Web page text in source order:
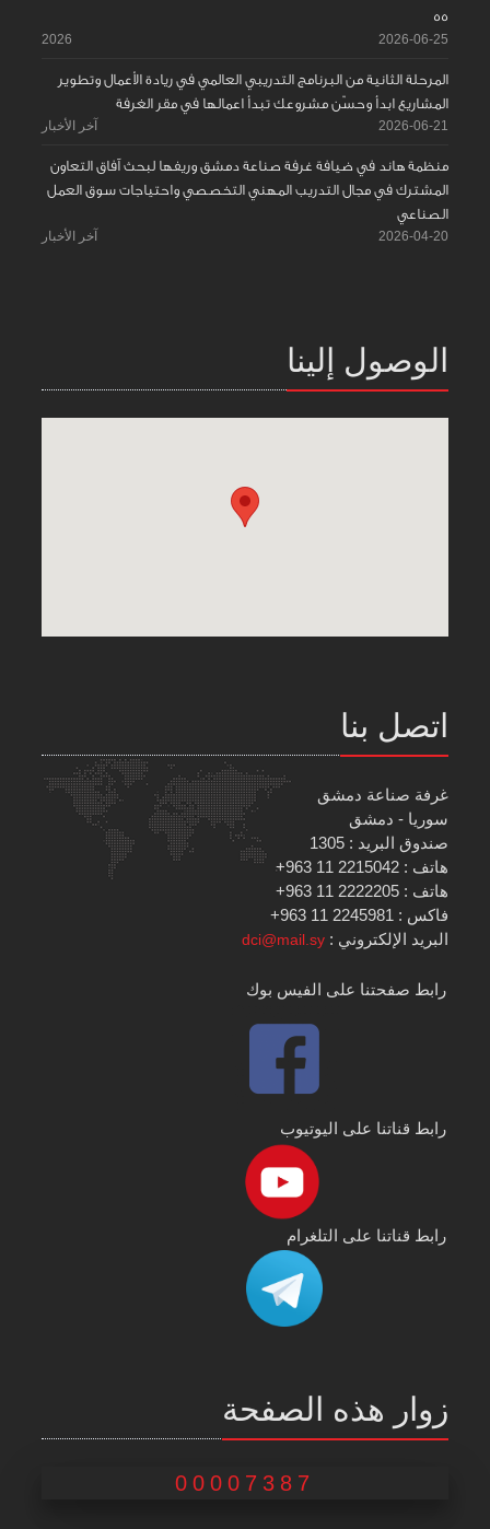
55
2026-06-25
2026
المرحلة الثانية من البرنامج التدريبي العالمي في ريادة الأعمال وتطوير
المشاريع ابدأ وحسّن مشروعك تبدأ اعمالها في مقر الغرفة
2026-06-21 آخر الأخبار
منظمة هاند في ضيافة غرفة صناعة دمشق وريفها لبحث آفاق التعاون
المشترك في مجال التدريب المهني التخصصي واحتياجات سوق العمل
الصناعي
2026-04-20 آخر الأخبار
الوصول إلينا
اتصل بنا
غرفة صناعة دمشق
سوريا - دمشق
صندوق البريد : 1305
هاتف : 2215042 11 963+
هاتف : 2222205 11 963+
فاكس : 2245981 11 963+
البريد الإلكتروني :dci@mail.sy
رابط صفحتنا على الفيس بوك
رابط قناتنا على اليوتيوب
رابط قناتنا على التلغرام
زوار هذه الصفحة
00007387